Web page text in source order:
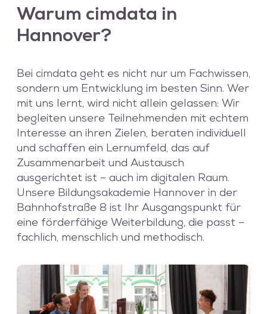
Warum cimdata in
Hannover?
Bei cimdata geht es nicht nur um Fachwissen,
sondern um Entwicklung im besten Sinn. Wer
mit uns lernt, wird nicht allein gelassen: Wir
begleiten unsere Teilnehmenden mit echtem
Interesse an ihren Zielen, beraten individuell
und schaffen ein Lernumfeld, das auf
Zusammenarbeit und Austausch
ausgerichtet ist – auch im digitalen Raum.
Unsere Bildungsakademie Hannover in der
Bahnhofstraße 8 ist Ihr Ausgangspunkt für
eine förderfähige Weiterbildung, die passt –
fachlich, menschlich und methodisch.